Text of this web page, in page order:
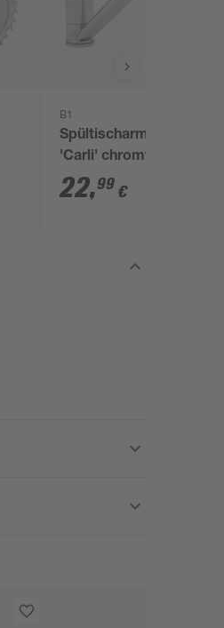
B1
Spültischarmatur
'Carli' chromfarben
22,99 €